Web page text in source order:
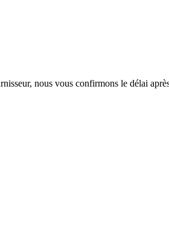
nous vous confirmons le délai